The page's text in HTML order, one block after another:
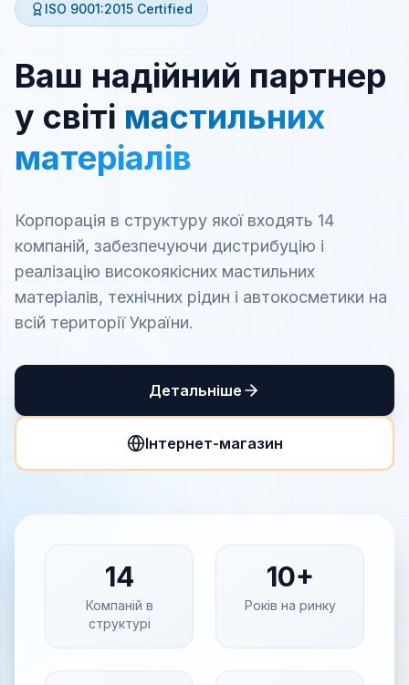
ISO 9001:2015 Certified
Ваш надійний партнер
у світі мастильних
матеріалів
Корпорація в структуру якої входять 14
компаній, забезпечуючи дистрибуцію і
реалізацію високоякісних мастильних
матеріалів, технічних рідин і автокосметики на
всій території України.
Детальніше
Інтернет-магазин
14
Компаній в
структурі
10+
Років на ринку